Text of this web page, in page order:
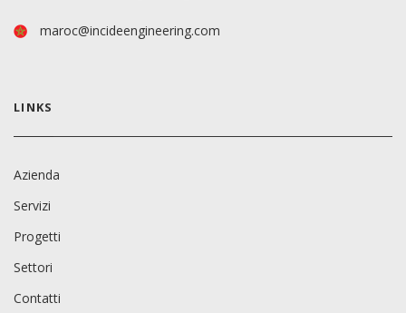
maroc@incideengineering.com
LINKS
Azienda
Servizi
Progetti
Settori
Contatti